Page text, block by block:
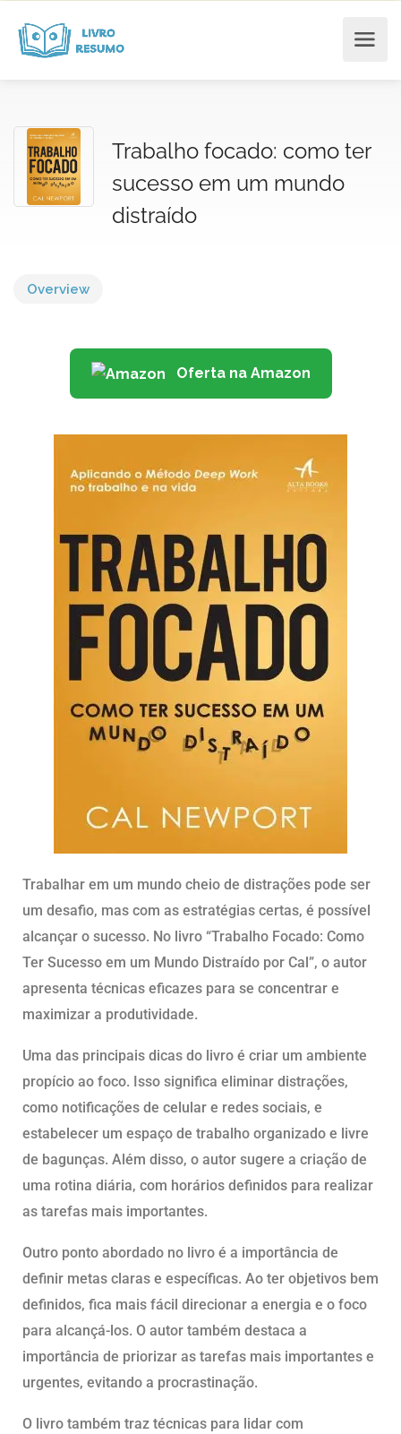
Trabalho focado: como ter
sucesso em um mundo
distraído
Overview
Oferta na Amazon
Trabalhar em um mundo cheio de distrações pode ser
um desafio, mas com as estratégias certas, é possível
alcançar o sucesso. No livro “Trabalho Focado: Como
Ter Sucesso em um Mundo Distraído por Cal”, o autor
apresenta técnicas eficazes para se concentrar e
maximizar a produtividade.
Uma das principais dicas do livro é criar um ambiente
propício ao foco. Isso significa eliminar distrações,
como notificações de celular e redes sociais, e
estabelecer um espaço de trabalho organizado e livre
de bagunças. Além disso, o autor sugere a criação de
uma rotina diária, com horários definidos para realizar
as tarefas mais importantes.
Outro ponto abordado no livro é a importância de
definir metas claras e específicas. Ao ter objetivos bem
definidos, fica mais fácil direcionar a energia e o foco
para alcançá-los. O autor também destaca a
importância de priorizar as tarefas mais importantes e
urgentes, evitando a procrastinação.
O livro também traz técnicas para lidar com